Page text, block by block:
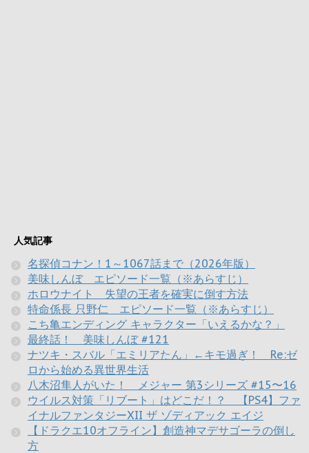
人気記事
名探偵コナン！1～1067話まで（2026年版）
美味しんぼ エピソード一覧（※あらすじ）
ホロウナイト 失望の王者を確実に倒す方法
特命係長 只野仁 エピソード一覧（※あらすじ）
こち亀エンディング キャラクター「いえるかな？」
最終話！ 美味しんぼ #121
ナツキ・スバル「エミリアたん」←キモ過ぎ！ Re:ゼ
ロから始める異世界生活
八木沼隼人がいた！ メジャー 第3シリーズ #15〜16
ウイルス対策「リブート」はどこだ！？ 【PS4】ファ
イナルファンタジーXII ザ ゾディアック エイジ
【ドラクエ10オフライン】創造神マデサゴーラの倒し
方